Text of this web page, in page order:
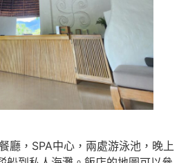
廳，SPA中心，兩處游泳池，晚上